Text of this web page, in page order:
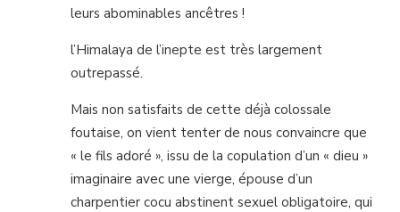
leurs abominables ancêtres !
l’Himalaya de l’inepte est très largement
outrepassé.
Mais non satisfaits de cette déjà colossale
foutaise, on vient tenter de nous convaincre que
« le fils adoré », issu de la copulation d’un « dieu »
imaginaire avec une vierge, épouse d’un
charpentier cocu abstinent sexuel obligatoire, qui